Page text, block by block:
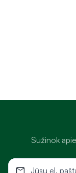
Sužinok